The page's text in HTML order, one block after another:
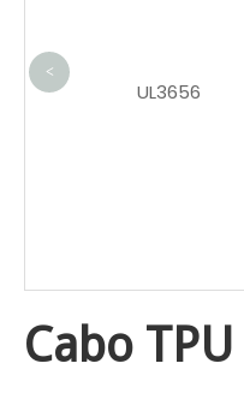
UL3656
<
Cabo